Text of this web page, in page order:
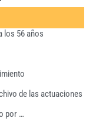
los 56 años
de las actuaciones
por …